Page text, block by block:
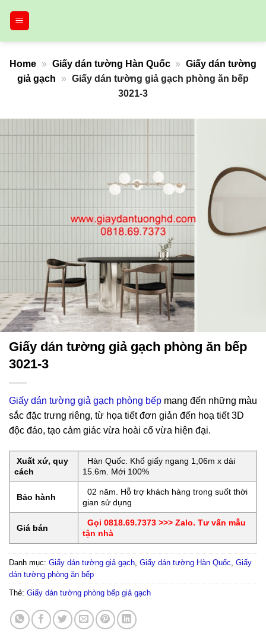
Home » Giấy dán tường Hàn Quốc » Giấy dán tường
giả gạch
» Giấy dán tường giả gạch phòng ăn bếp
3021-3
Giấy dán tường giả gạch phòng ăn bếp
3021-3
Giấy dán tường giả gạch phòng bếp mang đến những màu
sắc đặc trưng riêng, từ họa tiết đơn giản đến hoạ tiết 3D
độc đáo, tạo cảm giác vừa hoài cổ vừa hiện đại.
Xuất xứ, quy
cách
Hàn Quốc. Khổ giấy ngang 1,06m x dài
15.6m. Mới 100%
Bảo hành
02 năm. Hỗ trợ khách hàng trong suốt thời
gian sử dụng
Giá bán
Gọi 0818.69.7373 >>> Zalo. Tư vấn mẫu
tận nhà
Danh mục: Giấy dán tường giả gạch Giấy dán tường Hàn Quốc Giấy
dán tường phòng ăn bếp
Thẻ: Giấy dán tường phòng bếp giả gạch